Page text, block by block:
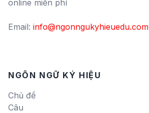
online miễn phí
Email: info@ngonngukyhieuedu.com
NGÔN NGỮ KÝ HIỆU
Chủ đề
Câu